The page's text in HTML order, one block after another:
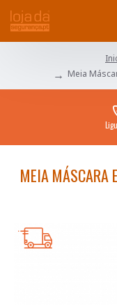
Meia
MEIA MÁSCARA